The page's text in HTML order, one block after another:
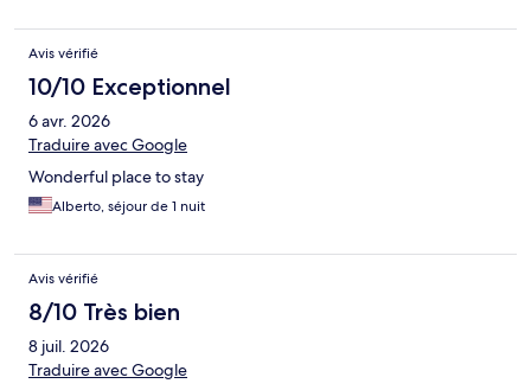
Avis vérifié
10/10 Exceptionnel
6 avr. 2026
Traduire avec Google
Wonderful place to stay
Alberto, séjour de 1 nuit
Avis vérifié
8/10 Très bien
8 juil. 2026
Traduire avec Google